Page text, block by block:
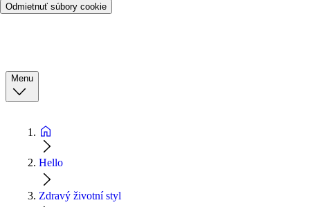
Odmietnuť súbory cookie
Menu
Hello
Zdravý životní styl